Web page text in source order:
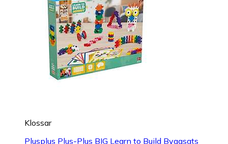
Klossar
Plusplus Plus-Plus BIG Learn to Build Byggsats